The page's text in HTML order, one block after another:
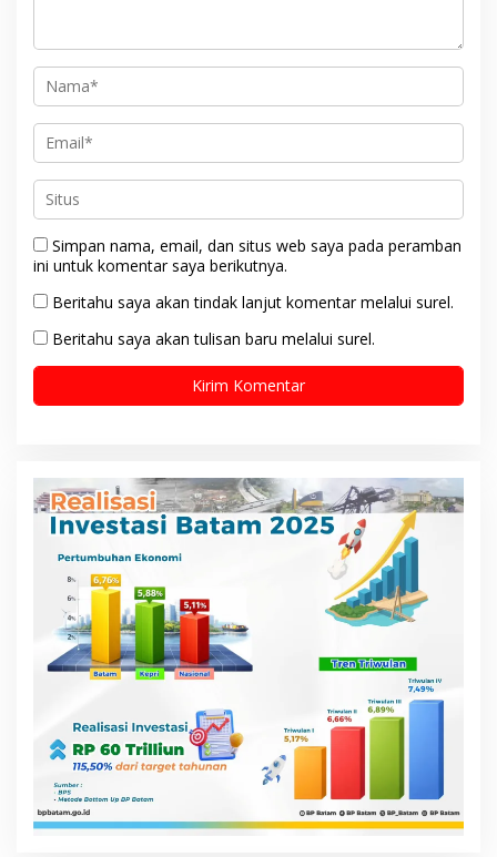
Simpan nama, email, dan situs web saya pada peramban
ini untuk komentar saya berikutnya.
Beritahu saya akan tindak lanjut komentar melalui surel.
Beritahu saya akan tulisan baru melalui surel.